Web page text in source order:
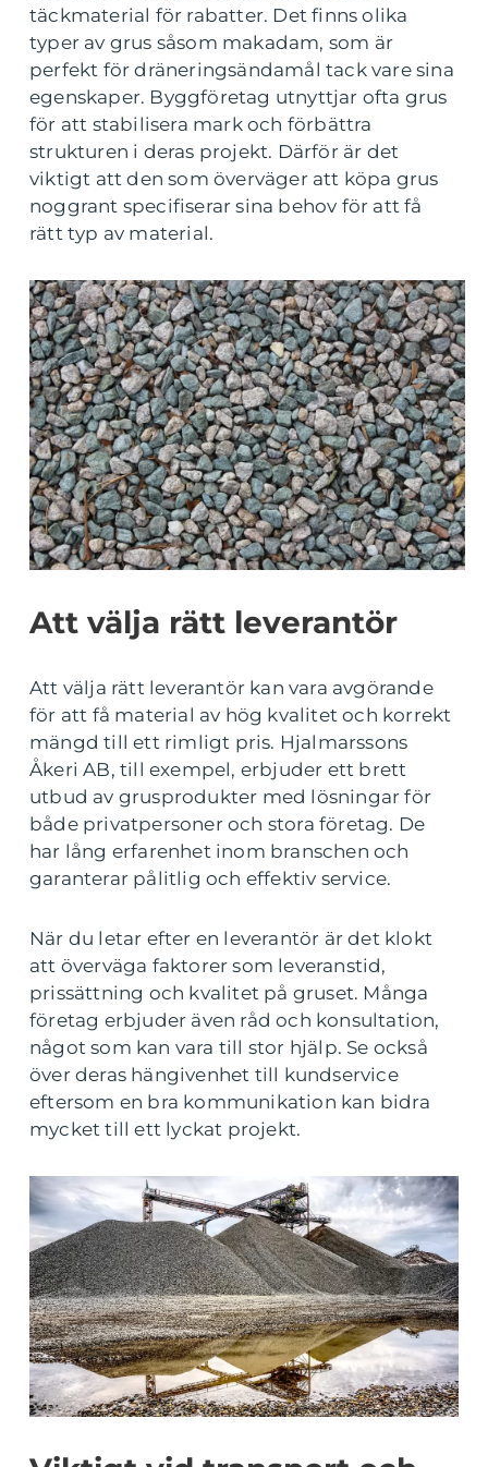
täckmaterial för rabatter. Det finns olika
typer av grus såsom makadam, som är
perfekt för dräneringsändamål tack vare sina
egenskaper. Byggföretag utnyttjar ofta grus
för att stabilisera mark och förbättra
strukturen i deras projekt. Därför är det
viktigt att den som överväger att köpa grus
noggrant specifiserar sina behov för att få
rätt typ av material.
Att välja rätt leverantör
Att välja rätt leverantör kan vara avgörande
för att få material av hög kvalitet och korrekt
mängd till ett rimligt pris. Hjalmarssons
Åkeri AB, till exempel, erbjuder ett brett
utbud av grusprodukter med lösningar för
både privatpersoner och stora företag. De
har lång erfarenhet inom branschen och
garanterar pålitlig och effektiv service.
När du letar efter en leverantör är det klokt
att överväga faktorer som leveranstid,
prissättning och kvalitet på gruset. Många
företag erbjuder även råd och konsultation,
något som kan vara till stor hjälp. Se också
över deras hängivenhet till kundservice
eftersom en bra kommunikation kan bidra
mycket till ett lyckat projekt.